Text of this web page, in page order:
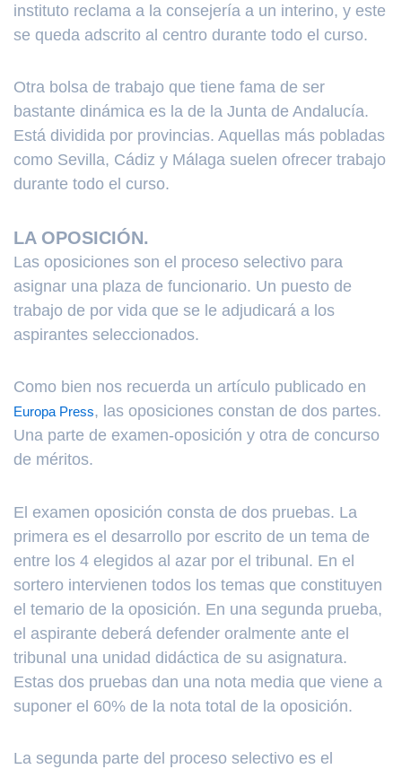
instituto reclama a la consejería a un interino, y este
se queda adscrito al centro durante todo el curso.
Otra bolsa de trabajo que tiene fama de ser
bastante dinámica es la de la Junta de Andalucía.
Está dividida por provincias. Aquellas más pobladas
como Sevilla, Cádiz y Málaga suelen ofrecer trabajo
durante todo el curso.
LA OPOSICIÓN.
Las oposiciones son el proceso selectivo para
asignar una plaza de funcionario. Un puesto de
trabajo de por vida que se le adjudicará a los
aspirantes seleccionados.
Como bien nos recuerda un artículo publicado en
Europa Press, las oposiciones constan de dos partes.
Una parte de examen-oposición y otra de concurso
de méritos.
El examen oposición consta de dos pruebas. La
primera es el desarrollo por escrito de un tema de
entre los 4 elegidos al azar por el tribunal. En el
sortero intervienen todos los temas que constituyen
el temario de la oposición. En una segunda prueba,
el aspirante deberá defender oralmente ante el
tribunal una unidad didáctica de su asignatura.
Estas dos pruebas dan una nota media que viene a
suponer el 60% de la nota total de la oposición.
La segunda parte del proceso selectivo es el